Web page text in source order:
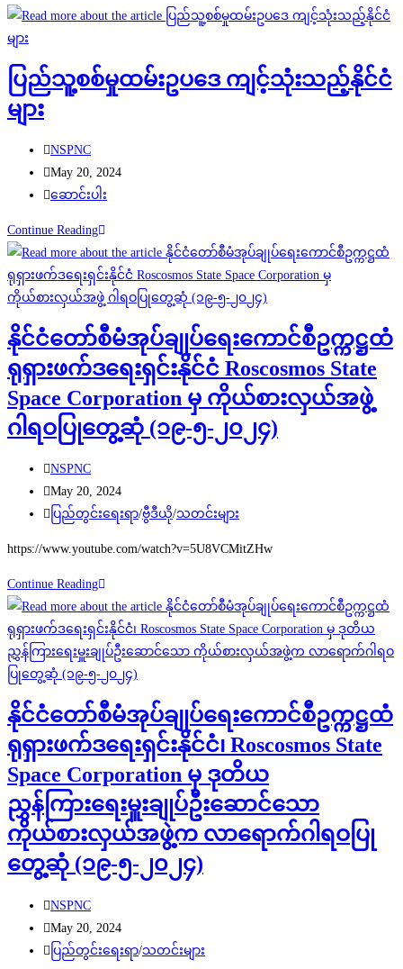
ပြည်သူ့စစ်မှုထမ်းဥပဒေ ကျင့်သုံးသည့်နိုင်ငံ
များ
Post
author:
NSPNC
Post
published:
May 20, 2024
Post
ဆောင်းပါး
Continue Readingပြည်သူ့စစ်
မှု
ထမ်း
ဥပဒေ
သည့်
နိုင်ငံ
နိုင်ငံတော်စီမံအုပ်ချုပ်ရေးကောင်စီဥက္ကဋ္ဌထံ
ရုရှားဖက်ဒရေးရှင်းနိုင်ငံ Roscosmos State
Space Corporation မှ ကိုယ်စားလှယ်အဖွဲ့
ဂါရဝပြုတွေ့ဆုံ (၁၉-၅-၂၀၂၄)
Post
author:
NSPNC
Post
published:
May 20, 2024
Postပြည်တွင်းရေးရာ/ဗွီဒီယို/သတင်းများ
https://www.youtube.com/watch?v=5U8VCMitZHw
Continue Readingနိုင်ငံတော်
စီမံ
အုပ်ချုပ်
ရေး
ကောင်စီ
ထံ
ရုရှား
ဒ
ရေး
ရှင်း
နိုင်ငံ
Roscosmos
Space
Corporation
နိုင်ငံတော်စီမံအုပ်ချုပ်ရေးကောင်စီဥက္ကဋ္ဌထံ
ရုရှားဖက်ဒရေးရှင်းနိုင်ငံ၊ Roscosmos State
Space Corporation မှ ဒုတိယ
ညွှန်ကြားရေးမှူးချုပ်ဦးဆောင်သော
ကိုယ်စားလှယ်အဖွဲ့က လာရောက်ဂါရဝပြု
တွေ့ဆုံ (၁၉-၅-၂၀၂၄)
Post
author:
NSPNC
Post
published:
May 20, 2024
Postပြည်တွင်းရေးရာ/သတင်းများ